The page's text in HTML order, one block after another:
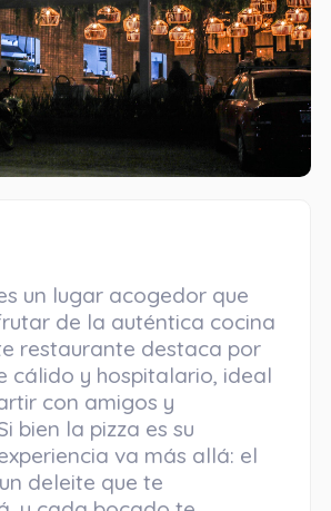
un lugar acogedor que
de la auténtica cocina
restaurante destaca por
cálido y hospitalario, ideal
con amigos y
bien la pizza es su
va más allá: el
deleite que te